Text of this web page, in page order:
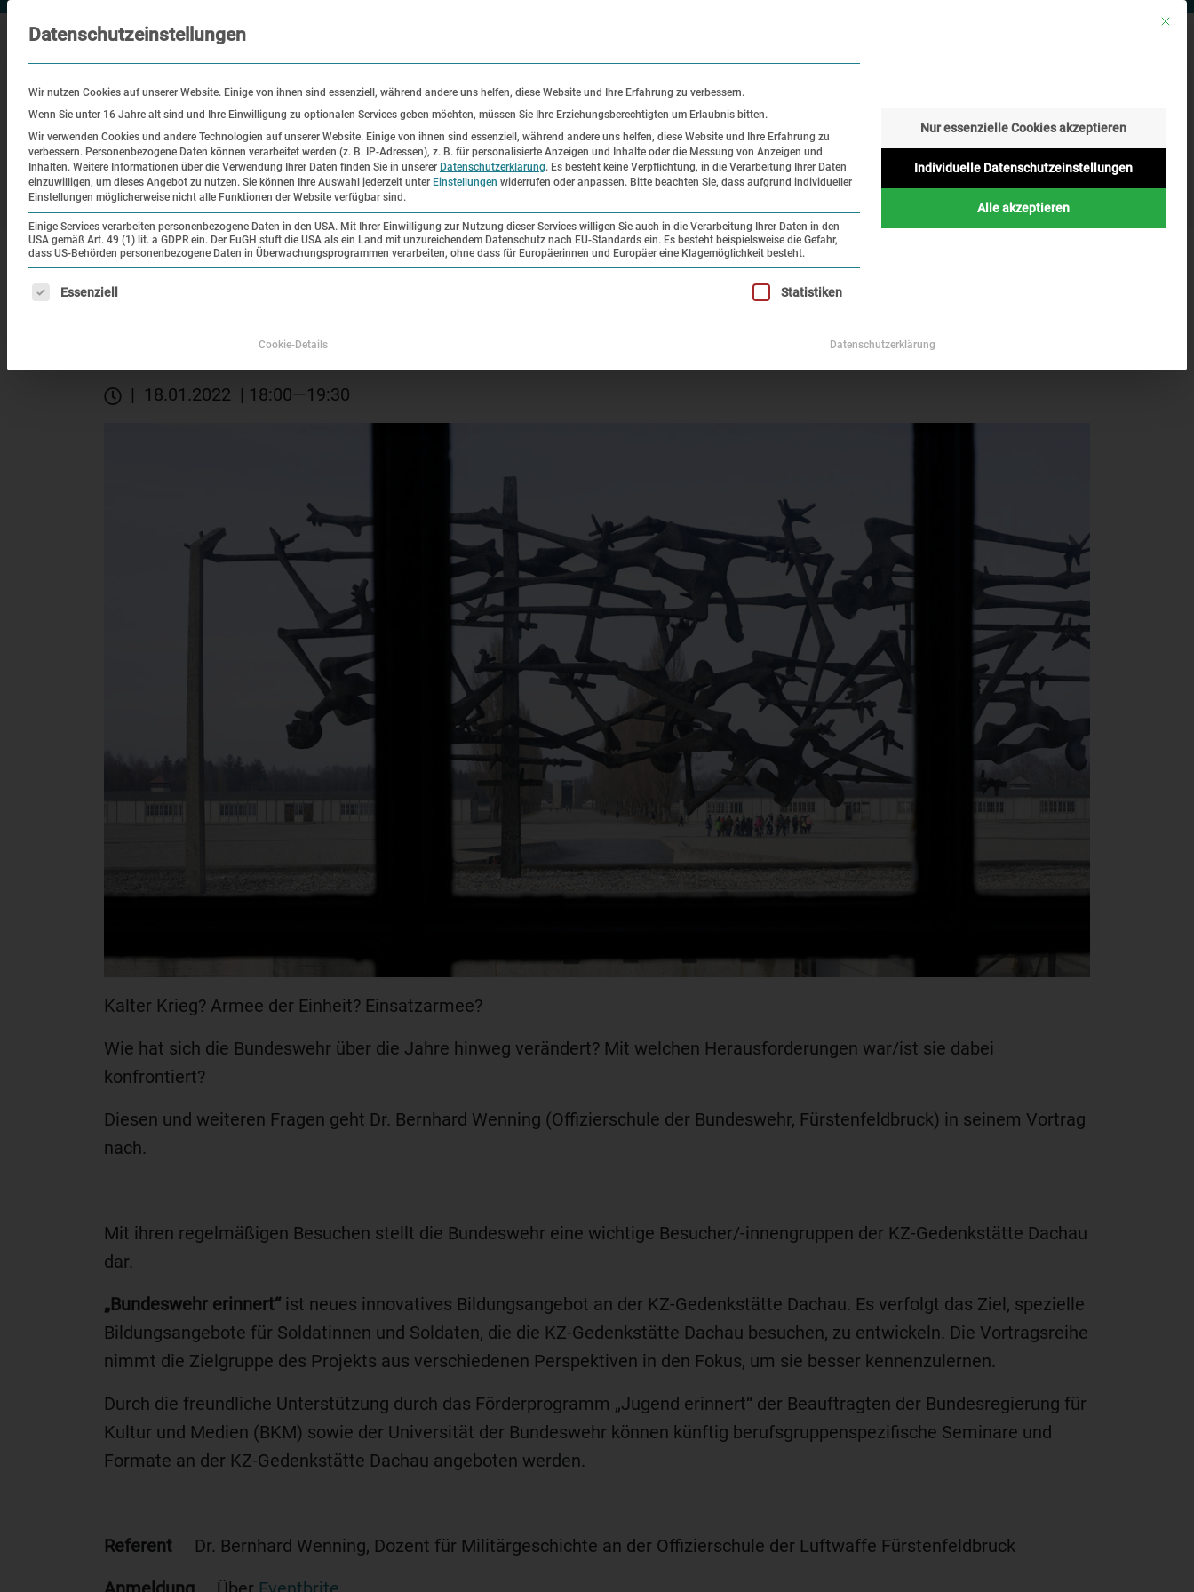
Besuch Bildung
Historischer
Ort
Ausstellungen
Forschung und
Sammlung
Geschichte
Online
Aktuelles
Startseite | Veranstaltungen | Die Welt im Wandel: Bundeswehr auf neuen Pfaden
Die Welt im Wandel: Bundeswehr auf neuen Pfaden
| 18.01.2022 | 18:00—19:30
Kalter Krieg? Armee der Einheit? Einsatzarmee?
Wie hat sich die Bundeswehr über die Jahre hinweg verändert? Mit welchen Herausforderungen war/ist sie dabei
konfrontiert?
Diesen und weiteren Fragen geht Dr. Bernhard Wenning (Offizierschule der Bundeswehr, Fürstenfeldbruck) in seinem Vortrag
nach.
Mit ihren regelmäßigen Besuchen stellt die Bundeswehr eine wichtige Besucher/-innengruppen der KZ-Gedenkstätte Dachau
dar.
„Bundeswehr erinnert“ist neues innovatives Bildungsangebot an der KZ-Gedenkstätte Dachau. Es verfolgt das Ziel, spezielle
Bildungsangebote für Soldatinnen und Soldaten, die die KZ-Gedenkstätte Dachau besuchen, zu entwickeln. Die Vortragsreihe
nimmt die Zielgruppe des Projekts aus verschiedenen Perspektiven in den Fokus, um sie besser kennenzulernen.
Durch die freundliche Unterstützung durch das Förderprogramm „Jugend erinnert“ der Beauftragten der Bundesregierung für
Kultur und Medien (BKM) sowie der Universität der Bundeswehr können künftig berufsgruppenspezifische Seminare und
Formate an der KZ-Gedenkstätte Dachau angeboten werden.
Referent Dr. Bernhard Wenning, Dozent für Militärgeschichte an der Offizierschule der Luftwaffe Fürstenfeldbruck
Mit
Datenschutzeinstellungen
Wir nutzen Cookies auf unserer Website. Einige von ihnen sind essenziell, während andere uns helfen, diese Website und Ihre Erfahrung zu verbessern.
Wenn Sie unter 16 Jahre alt sind und Ihre Einwilligung zu optionalen Services geben möchten, müssen Sie Ihre Erziehungsberechtigten um Erlaubnis bitten.
Wir verwenden Cookies und andere Technologien auf unserer Website. Einige von ihnen sind essenziell, während andere uns helfen, diese Website und Ihre Erfahrung zu
verbessern. Personenbezogene Daten können verarbeitet werden (z. B. IP-Adressen), z. B. für personalisierte Anzeigen und Inhalte oder die Messung von Anzeigen und
Inhalten. Weitere Informationen über die Verwendung Ihrer Daten finden Sie in unserer Datenschutzerklärung. Es besteht keine Verpflichtung, in die Verarbeitung Ihrer Daten
einzuwilligen, um dieses Angebot zu nutzen. Sie können Ihre Auswahl jederzeit unter Einstellungen widerrufen oder anpassen. Bitte beachten Sie, dass aufgrund individueller
Einstellungen möglicherweise nicht alle Funktionen der Website verfügbar sind.
Einige Services verarbeiten personenbezogene Daten in den USA. Mit Ihrer Einwilligung zur Nutzung dieser Services willigen Sie auch in die Verarbeitung Ihrer Daten in den
USA gemäß Art. 49 (1) lit. a GDPR ein. Der EuGH stuft die USA als ein Land mit unzureichendem Datenschutz nach EU-Standards ein. Es besteht beispielsweise die Gefahr,
dass US-Behörden personenbezogene Daten in Überwachungsprogrammen verarbeiten, ohne dass für Europäerinnen und Europäer eine Klagemöglichkeit besteht.
Es folgt eine Liste der Service-Gruppen, für die eine Einwilligung erteilt werden kann. Die erste Service-Gruppe ist essenziell und kann nicht abgewählt werden.
Essenziell Statistiken
Nur essenzielle Cookies akzeptieren
Individuelle Datenschutzeinstellungen
Alle akzeptieren
Cookie-Details Datenschutzerklärung